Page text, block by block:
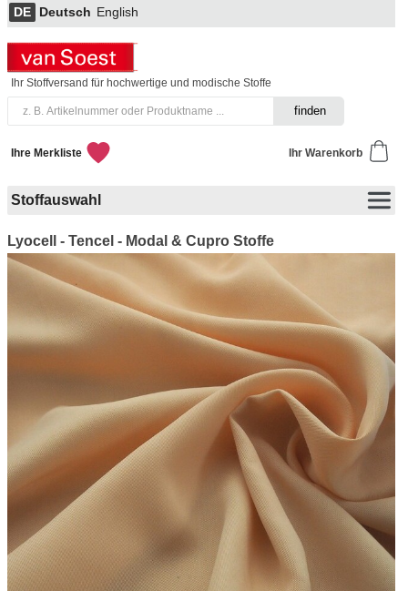
DE Deutsch English
Ihr Stoffversand für hochwertige und modische Stoffe
Ihr Warenkorb
Ihre Merkliste
Stoffauswahl
Lyocell - Tencel - Modal & Cupro Stoffe